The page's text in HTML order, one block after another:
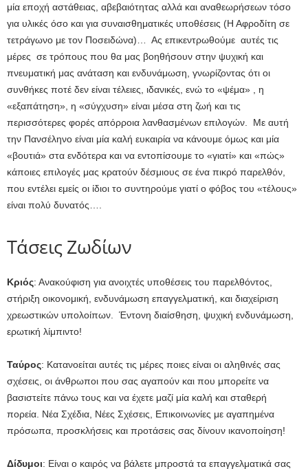
μία εποχή αστάθειας, αβεβαιότητας αλλά και αναθεωρήσεων τόσο
για υλικές όσο και για συναισθηματικές υποθέσεις (Η Αφροδίτη σε
τετράγωνο με τον Ποσειδώνα)… Ας επικεντρωθούμε αυτές τις
μέρες σε τρόπους που θα μας βοηθήσουν στην ψυχική και
πνευματική μας ανάταση και ενδυνάμωση, γνωρίζοντας ότι οι
συνθήκες ποτέ δεν είναι τέλειες, ιδανικές, ενώ το «ψέμα» , η
«εξαπάτηση», η «σύγχυση» είναι μέσα στη ζωή και τις
περισσότερες φορές απόρροια λανθασμένων επιλογών. Με αυτή
την Πανσέληνο είναι μία καλή ευκαιρία να κάνουμε όμως και μία
«βουτιά» στα ενδότερα και να εντοπίσουμε το «γιατί» και «πώς»
κάποιες επιλογές μας κρατούν δέσμιους σε ένα πικρό παρελθόν,
που εντέλει εμείς οι ίδιοι το συντηρούμε γιατί ο φόβος του «τέλους»
είναι πολύ δυνατός….
Τάσεις Ζωδίων
Κριός: Ανακούφιση για ανοιχτές υποθέσεις του παρελθόντος,
στήριξη οικονομική, ενδυνάμωση επαγγελματική, και διαχείριση
χρεωστικών υπολοίπων. Έντονη διαίσθηση, ψυχική ενδυνάμωση,
ερωτική λίμπιντο!
Ταύρος: Κατανοείται αυτές τις μέρες ποιες είναι οι αληθινές σας
σχέσεις, οι άνθρωποι που σας αγαπούν και που μπορείτε να
βασιστείτε πάνω τους και να έχετε μαζί μία καλή και σταθερή
πορεία. Νέα Σχέδια, Νέες Σχέσεις, Επικοινωνίες με αγαπημένα
πρόσωπα, προσκλήσεις και προτάσεις σας δίνουν ικανοποίηση!
Δίδυμοι: Είναι ο καιρός να βάλετε μπροστά τα επαγγελματικά σας